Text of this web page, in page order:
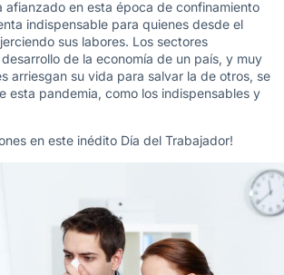
afianzado en esta época de confinamiento
indispensable para quienes desde el
sus labores. Los sectores
de la economía de un país, y muy
arriesgan su vida para salvar la de otros, se
esta pandemia, como los indispensables y
en este inédito Día del Trabajador!